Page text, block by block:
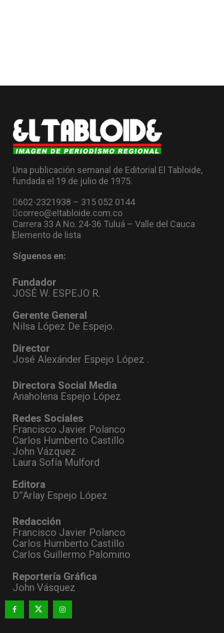
Una publicación semanal de Editorial El Tabloide,
fundada el 19 de julio de 1975.
602-2321938 – 315 052 0144
correo@eltabloide.com.co
Carrera 33 A No. 24-36 Tuluá – Valle del Cauca
Elemento de lista
Síguenos en:
Fundador
JOSÉ W. ESPEJO R.
Gerente General
Nilsa López De Espejo.
Director
José Alexánder Espejo López .
Directora Social Media
Anaholena Espejo López
Redes Sociales
Francisco Javier Polanco
Carlos Humberto Castillo
John Vázquez
Laura Sofía Mulford
Editora
D”Arlay Espejo López
Redacción
Francisco Javier Polanco
Carlos Humberto Castillo
Carlos Guillermo Palomino
Reportería Gráfica
John Vásquez